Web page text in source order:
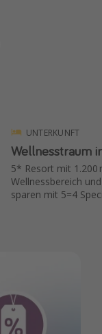
UNTERKUNFT
Wellnesstraum
5* Resort mit 1.200
Wellnessbereich
sparen mit 5=4